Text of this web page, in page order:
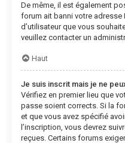
De même, il est également
forum ait banni votre adresse
d’utilisateur que vous
veuillez contacter un
Haut
Je suis inscrit mais je ne
Vérifiez en premier lieu que
passe soient corrects. Si la
et que vous avez spécifié
l’inscription, vous devrez
reçues. Certains forums